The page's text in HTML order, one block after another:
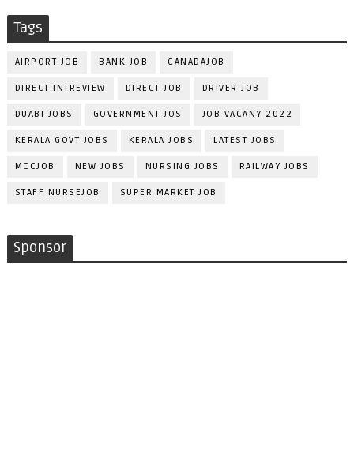
Tags
AIRPORT JOB BANK JOB CANADAJOB
DIRECT INTREVIEW DIRECT JOB DRIVER JOB
DUABI JOBS GOVERNMENT JOS JOB VACANY 2022
KERALA GOVT JOBS KERALA JOBS LATEST JOBS
MCCJOB NEW JOBS NURSING JOBS RAILWAY JOBS
STAFF NURSEJOB SUPER MARKET JOB
Sponsor